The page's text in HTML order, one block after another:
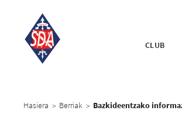
CLUB
Hasiera > Berriak >